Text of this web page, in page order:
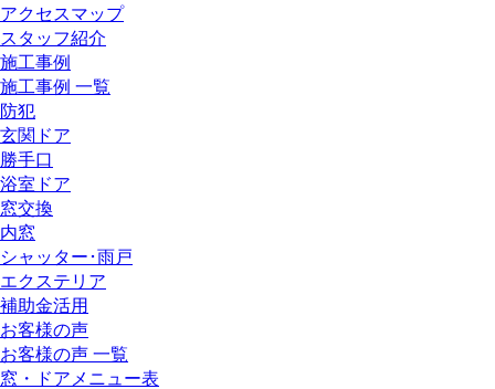
アクセスマップ
スタッフ紹介
施工事例
施工事例 一覧
防犯
玄関ドア
勝手口
浴室ドア
窓交換
内窓
シャッター･雨戸
エクステリア
補助金活用
お客様の声
お客様の声 一覧
窓・ドアメニュー表